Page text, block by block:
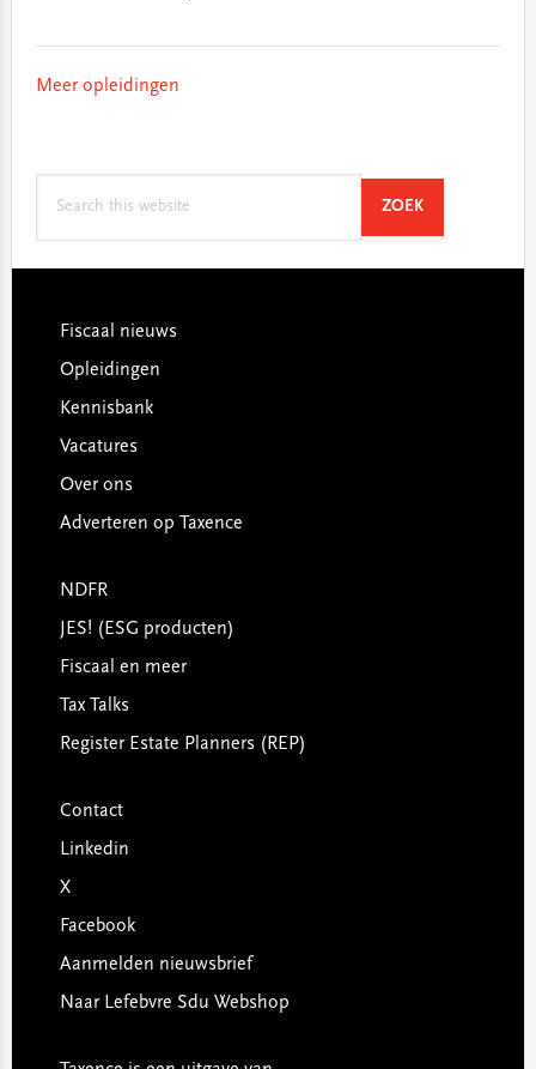
Meer opleidingen
ZOEKSEARCH
Footer
Fiscaal nieuws
Opleidingen
Kennisbank
Vacatures
Over ons
Adverteren op Taxence
NDFR
JES! (ESG producten)
Fiscaal en meer
Tax Talks
Register Estate Planners (REP)
Contact
Linkedin
X
Facebook
Aanmelden nieuwsbrief
Naar Lefebvre Sdu Webshop